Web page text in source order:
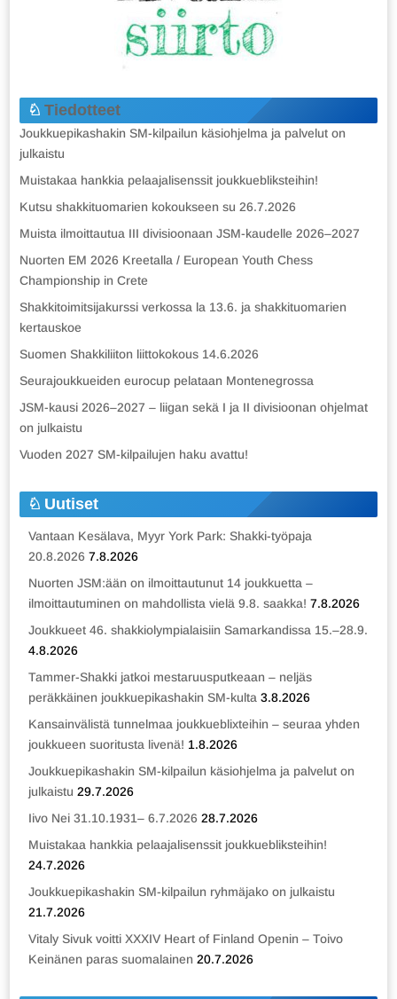
Tiedotteet
Joukkuepikashakin SM-kilpailun käsiohjelma ja palvelut on
julkaistu
Muistakaa hankkia pelaajalisenssit joukkuebliksteihin!
Kutsu shakkituomarien kokoukseen su 26.7.2026
Muista ilmoittautua III divisioonaan JSM-kaudelle 2026–2027
Nuorten EM 2026 Kreetalla / European Youth Chess
Championship in Crete
Shakkitoimitsijakurssi verkossa la 13.6. ja shakkituomarien
kertauskoe
Suomen Shakkiliiton liittokokous 14.6.2026
Seurajoukkueiden eurocup pelataan Montenegrossa
JSM-kausi 2026–2027 – liigan sekä I ja II divisioonan ohjelmat
on julkaistu
Vuoden 2027 SM-kilpailujen haku avattu!
Uutiset
Vantaan Kesälava, Myyr York Park: Shakki-työpaja
20.8.2026 7.8.2026
Nuorten JSM:ään on ilmoittautunut 14 joukkuetta –
ilmoittautuminen on mahdollista vielä 9.8. saakka! 7.8.2026
Joukkueet 46. shakkiolympialaisiin Samarkandissa 15.–28.9.
4.8.2026
Tammer-Shakki jatkoi mestaruusputkeaan – neljäs
peräkkäinen joukkuepikashakin SM-kulta 3.8.2026
Kansainvälistä tunnelmaa joukkueblixteihin – seuraa yhden
joukkueen suoritusta livenä! 1.8.2026
Joukkuepikashakin SM-kilpailun käsiohjelma ja palvelut on
julkaistu 29.7.2026
Iivo Nei 31.10.1931– 6.7.2026 28.7.2026
Muistakaa hankkia pelaajalisenssit joukkuebliksteihin!
24.7.2026
Joukkuepikashakin SM-kilpailun ryhmäjako on julkaistu
21.7.2026
Vitaly Sivuk voitti XXXIV Heart of Finland Openin – Toivo
Keinänen paras suomalainen 20.7.2026